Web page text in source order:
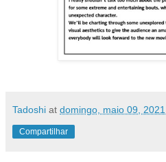
Tadoshi at domingo, maio 09, 2021
Compartilhar